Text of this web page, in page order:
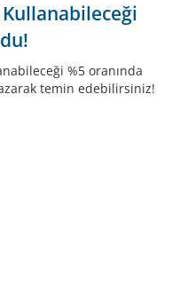
%5 oranında
temin edebilirsiniz!